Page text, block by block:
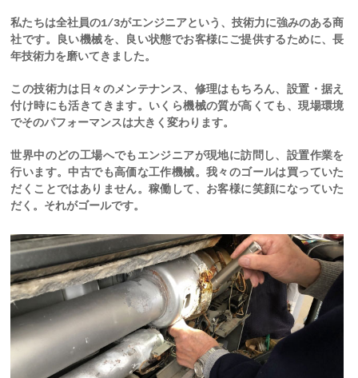
私たちは全社員の1/3がエンジニアという、技術力に強みのある商
社です。良い機械を、良い状態でお客様にご提供するために、長
年技術力を磨いてきました。
この技術力は日々のメンテナンス、修理はもちろん、設置・据え
付け時にも活きてきます。いくら機械の質が高くても、現場環境
でそのパフォーマンスは大きく変わります。
世界中のどの工場へでもエンジニアが現地に訪問し、設置作業を
行います。中古でも高価な工作機械。我々のゴールは買っていた
だくことではありません。稼働して、お客様に笑顔になっていた
だく。それがゴールです。